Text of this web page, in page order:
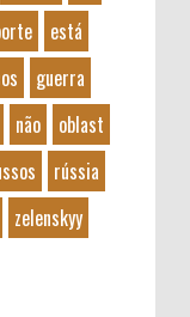
está
guerra
não
oblast
rússia
zelenskyy